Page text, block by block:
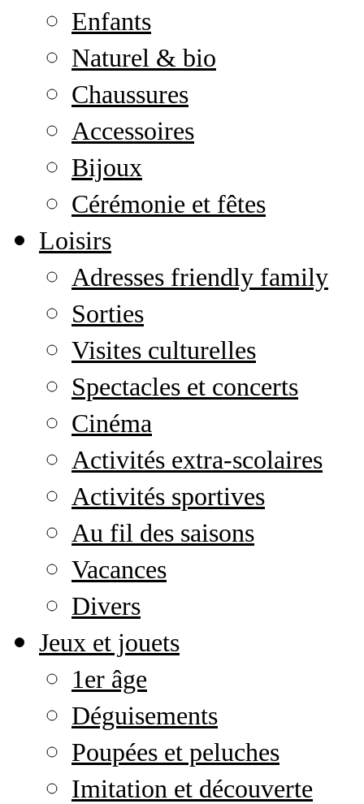
Enfants
Naturel & bio
Chaussures
Accessoires
Bijoux
Cérémonie et fêtes
Loisirs
Adresses friendly family
Sorties
Visites culturelles
Spectacles et concerts
Cinéma
Activités extra-scolaires
Activités sportives
Au fil des saisons
Vacances
Divers
Jeux et jouets
1er âge
Déguisements
Poupées et peluches
Imitation et découverte